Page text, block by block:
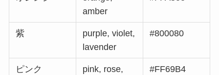
amber
紫
purple, violet,
lavender
#800080
ピンク
pink, rose,
#FF69B4